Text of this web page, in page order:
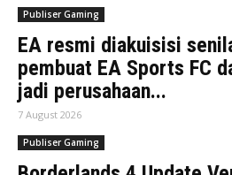
Publiser Gaming
EA resmi diakuisisi
pembuat EA Sports FC
jadi perusahaan...
7 August 2026
Publiser Gaming